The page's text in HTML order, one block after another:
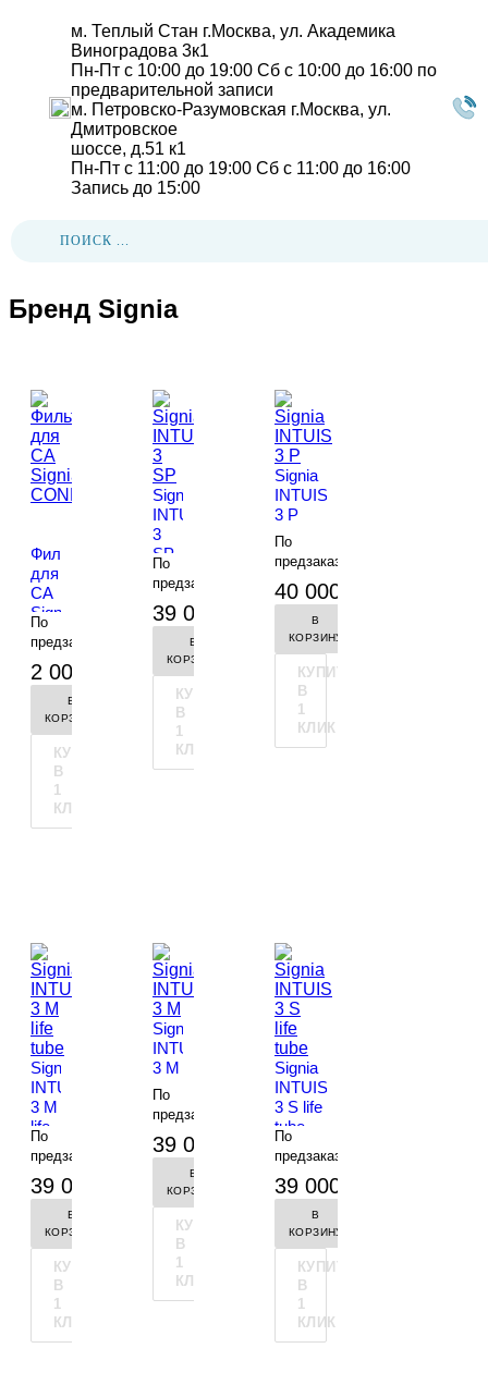
м. Теплый Стан г.Москва, ул. Академика
Виноградова 3к1
Пн-Пт с 10:00 до 19:00 Сб с 10:00 до 16:00 по
предварительной записи
м. Петровско-Разумовская г.Москва, ул.
Дмитровское
шоссе, д.51 к1
Пн-Пт с 11:00 до 19:00 Сб с 11:00 до 16:00
Запись до 15:00
Бренды
Бренд Signia
Фильтры
для
СА
Signia
CONNEXX
По
предзаказу
2 000 руб.
В
КОРЗИНУ
КУПИТЬ
В
1
КЛИК
Signia
INTUIS
3
SP
По
предзаказу
39 000 руб.
В
КОРЗИНУ
КУПИТЬ
В
1
КЛИК
Signia
INTUIS
3 P
По
предзаказу
40 000 руб.
В
КОРЗИНУ
КУПИТЬ
В
1
КЛИК
Signia
INTUIS
3 M
life
tube
По
предзаказу
39 000 руб.
В
КОРЗИНУ
КУПИТЬ
В
1
КЛИК
Signia
INTUIS
3 M
По
предзаказу
39 000 руб.
В
КОРЗИНУ
КУПИТЬ
В
1
КЛИК
Signia
INTUIS
3 S life
tube
По
предзаказу
39 000 руб.
В
КОРЗИНУ
КУПИТЬ
В
1
КЛИК